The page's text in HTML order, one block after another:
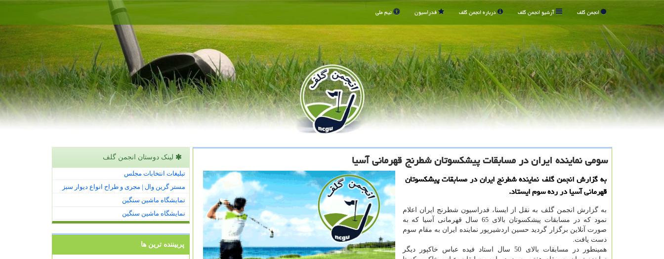
انجمن گلف آرشیو انجمن گلف درباره انجمن گلف فدراسیون تیم ملی
سومی نماینده ایران در مسابقات پیشكسوتان شطرنج قهرمانی آسیا
به گزارش انجمن گلف نماینده شطرنج ایران در مسابقات پیشكسوتان
قهرمانی آسیا در رده سوم ایستاد.
به گزارش انجمن گلف به نقل از ایسنا، فدراسیون شطرنج ایران اعلام
نمود که در مسابقات پیشکسوتان بالای 65 سال قهرمانی آسیا که به
صورت آنلاین برگزار گردید حسین اردشیرپور نماینده ایران به مقام سوم
دست یافت.
همینطور در مسابقات بالای 50 سال استاد فیده عباس خاکپور دیگر
لینک دوستان انجمن گلف
تبلیغات انتخابات مجلس
مستر گرین وال | مجری و طراح انواع دیوار سبز
نمایشگاه ماشین سنگین
نمایشگاه ماشین سنگین
پربیننده ترین ها